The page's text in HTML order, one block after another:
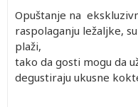
Opuštanje na
raspolaganju ležaljke,
plaži,
tako da gosti mogu da
degustiraju ukusne
Single
Prvo
dete 0-
Prvo
dete 2-
Prvo
dete 4-